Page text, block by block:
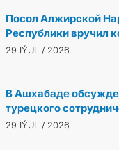
Посол Алжирской
Республики вручил
29 IÝUL / 2026
В Ашхабаде
турецкого
29 IÝUL / 2026